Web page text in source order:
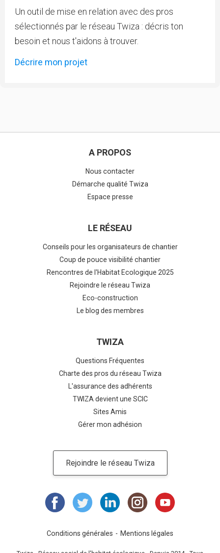
Un outil de mise en relation avec des pros
sélectionnés par le réseau Twiza : décris ton
besoin et nous t'aidons à trouver.
Décrire mon projet
A PROPOS
Nous contacter
Démarche qualité Twiza
Espace presse
LE RÉSEAU
Conseils pour les organisateurs de chantier
Coup de pouce visibilité chantier
Rencontres de l'Habitat Ecologique 2025
Rejoindre le réseau Twiza
Eco-construction
Le blog des membres
TWIZA
Questions Fréquentes
Charte des pros du réseau Twiza
L'assurance des adhérents
TWIZA devient une SCIC
Sites Amis
Gérer mon adhésion
Rejoindre le réseau Twiza
Conditions générales Mentions légales